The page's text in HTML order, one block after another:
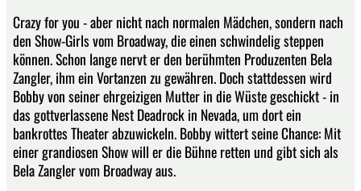
Crazy for you - aber nicht nach normalen Mädchen, sondern nach
den Show-Girls vom Broadway, die einen schwindelig steppen
können. Schon lange nervt er den berühmten Produzenten Bela
Zangler, ihm ein Vortanzen zu gewähren. Doch stattdessen wird
Bobby von seiner ehrgeizigen Mutter in die Wüste geschickt - in
das gottverlassene Nest Deadrock in Nevada, um dort ein
bankrottes Theater abzuwickeln. Bobby wittert seine Chance: Mit
einer grandiosen Show will er die Bühne retten und gibt sich als
Bela Zangler vom Broadway aus.